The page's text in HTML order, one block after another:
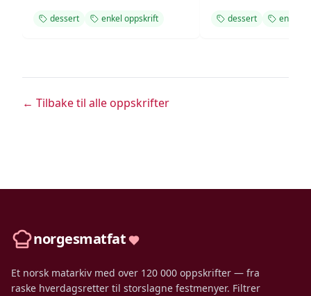
dessert enkel oppskrift dessert enkel
← Tilbake til alle oppskrifter
norgesmatfat
Et norsk matarkiv med over 120 000 oppskrifter — fra
raske hverdagsretter til storslagne festmenyer. Filtrer